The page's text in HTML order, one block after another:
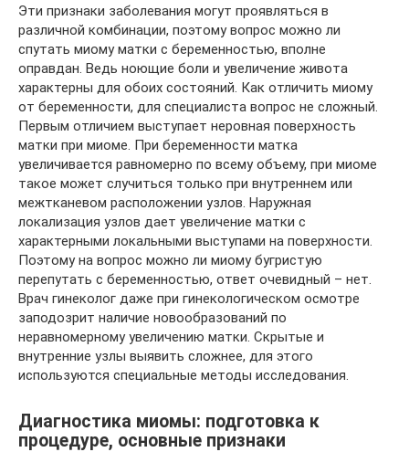
Эти признаки заболевания могут проявляться в
различной комбинации, поэтому вопрос можно ли
спутать миому матки с беременностью, вполне
оправдан. Ведь ноющие боли и увеличение живота
характерны для обоих состояний. Как отличить миому
от беременности, для специалиста вопрос не сложный.
Первым отличием выступает неровная поверхность
матки при миоме. При беременности матка
увеличивается равномерно по всему объему, при миоме
такое может случиться только при внутреннем или
межтканевом расположении узлов. Наружная
локализация узлов дает увеличение матки с
характерными локальными выступами на поверхности.
Поэтому на вопрос можно ли миому бугристую
перепутать с беременностью, ответ очевидный – нет.
Врач гинеколог даже при гинекологическом осмотре
заподозрит наличие новообразований по
неравномерному увеличению матки. Скрытые и
внутренние узлы выявить сложнее, для этого
используются специальные методы исследования.
Диагностика миомы: подготовка к
процедуре, основные признаки